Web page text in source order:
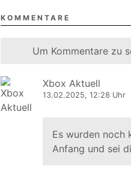
KOMMENTARE
Um Kommentare zu
Xbox Aktuell
13.02.2025, 12:28 Uhr
Es wurden noch
Anfang und sei